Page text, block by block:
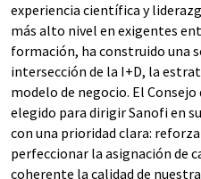
experiencia científica y
más alto nivel en exigentes
formación, ha construido una
intersección de la I+D, la
modelo de negocio. El
elegido para dirigir Sanofi en
con una prioridad clara:
perfeccionar la asignación de
coherente la calidad de